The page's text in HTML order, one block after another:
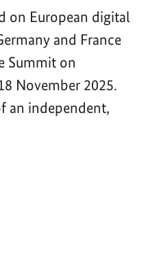
on European digital
and France
Summit on
November 2025.
an independent,